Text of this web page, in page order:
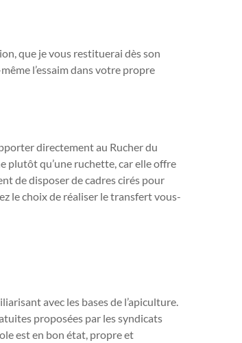
que je vous restituerai dès son
l’essaim dans votre propre
directement au Rucher du
plutôt qu’une ruchette, car elle offre
de disposer de cadres cirés pour
le choix de réaliser le transfert vous-
avec les bases de l’apiculture.
proposées par les syndicats
est en bon état, propre et